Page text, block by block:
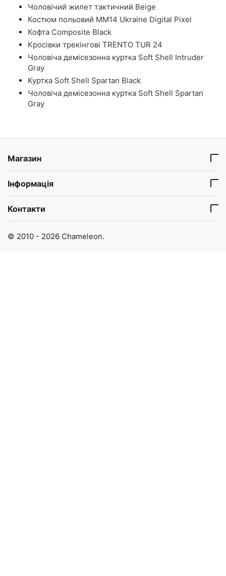
Чоловічий жилет тактичний Beige
Костюм польовий ММ14 Ukraine Digital Pixel
Кофта Composite Black
Кросівки трекінгові TRENTO TUR 24
Чоловіча демісезонна куртка Soft Shell Intruder
Gray
Куртка Soft Shell Spartan Black
Чоловіча демісезонна куртка Soft Shell Spartan
Gray
Магазин
Інформація
Контакти
© 2010 - 2026 Chameleon.